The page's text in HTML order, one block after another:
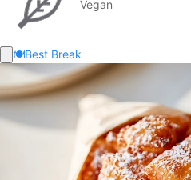
Vegan
🍽️Best Break